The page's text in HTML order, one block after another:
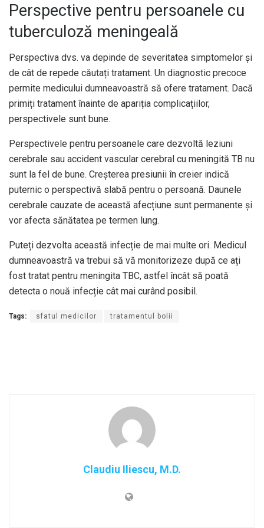
Perspective pentru persoanele cu
tuberculoză meningeală
Perspectiva dvs. va depinde de severitatea simptomelor și
de cât de repede căutați tratament. Un diagnostic precoce
permite medicului dumneavoastră să ofere tratament. Dacă
primiți tratament înainte de apariția complicațiilor,
perspectivele sunt bune.
Perspectivele pentru persoanele care dezvoltă leziuni
cerebrale sau accident vascular cerebral cu meningită TB nu
sunt la fel de bune. Creșterea presiunii în creier indică
puternic o perspectivă slabă pentru o persoană. Daunele
cerebrale cauzate de această afecțiune sunt permanente și
vor afecta sănătatea pe termen lung.
Puteți dezvolta această infecție de mai multe ori. Medicul
dumneavoastră va trebui să vă monitorizeze după ce ați
fost tratat pentru meningita TBC, astfel încât să poată
detecta o nouă infecție cât mai curând posibil.
Tags: sfatul medicilor tratamentul bolii
Claudiu Iliescu, M.D.